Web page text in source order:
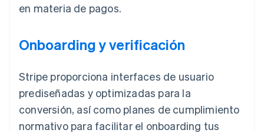
en materia de pagos.
Onboarding y verificación
Stripe proporciona interfaces de usuario
prediseñadas y optimizadas para la
conversión, así como planes de cumplimiento
normativo para facilitar el onboarding tus